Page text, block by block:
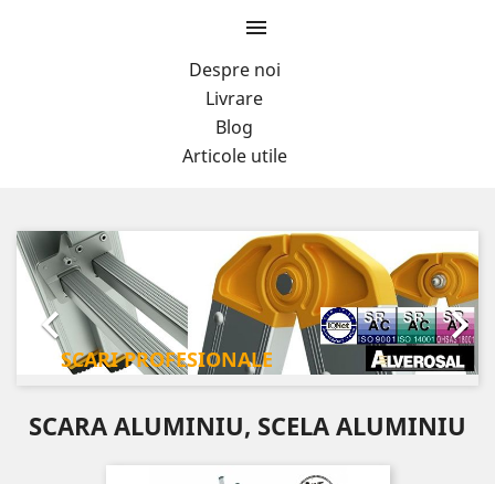

Despre noi
Livrare
Blog
Articole utile
SCARI PROFESIONALE

Previous

Next
SCARA ALUMINIU, SCELA ALUMINIU